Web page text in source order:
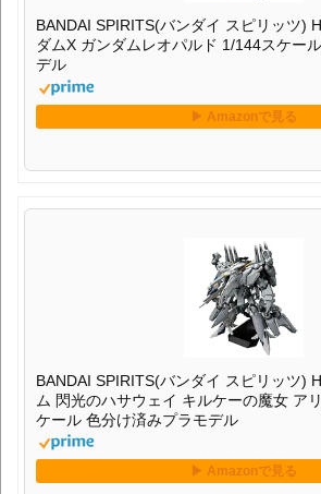
BANDAI SPIRITS(バンダイ スピリッツ)
ダムX ガンダムレオパルド 1/144スケー
デル
BANDAI SPIRITS(バンダイ スピリッツ)
ム 閃光のハサウェイ キルケーの魔女 ア
ケール 色分け済みプラモデル